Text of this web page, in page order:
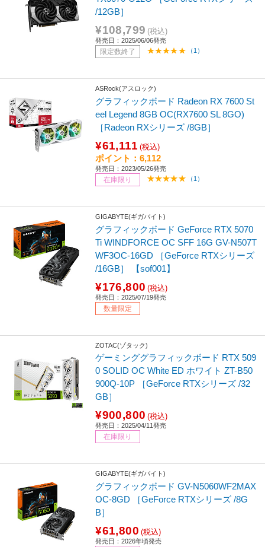
/12GB］
¥108,799 (税込)
発売日：2025/06/06発売
限定数終了 （1）
ASRock(アスロック)
グラフィックボード Radeon RX 7600 St
eel Legend 8GB OC(RX7600 SL 8GO)
［Radeon RXシリーズ /8GB］
¥61,111 (税込)
ポイント：6,112
発売日：2023/05/26発売
在庫限り （1）
GIGABYTE(ギガバイト)
グラフィックボード GeForce RTX 5070
Ti WINDFORCE OC SFF 16G GV-N507T
WF3OC-16GD ［GeForce RTXシリーズ
/16GB］ 【sof001】
¥176,800 (税込)
発売日：2025/07/19発売
数量限定
ZOTAC(ゾタック)
ゲーミンググラフィックボード RTX 509
0 SOLID OC White ED ホワイト ZT-B50
900Q-10P ［GeForce RTXシリーズ /32
GB］
¥900,800 (税込)
発売日：2025/04/11発売
在庫限り
GIGABYTE(ギガバイト)
グラフィックボード GV-N5060WF2MAX
OC-8GD ［GeForce RTXシリーズ /8G
B］
¥61,800 (税込)
発売日：2026年頃発売